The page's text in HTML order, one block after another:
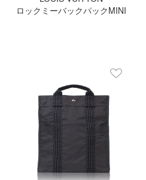
ロックミーバックパックMINI